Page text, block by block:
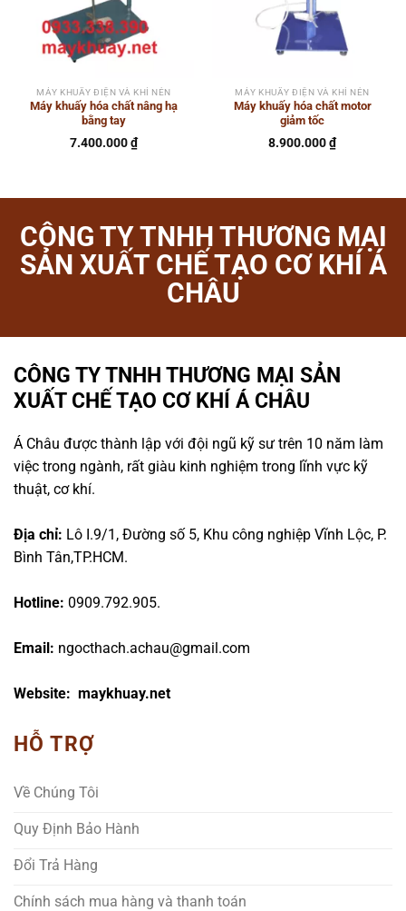
MÁY KHUẤY ĐIỆN VÀ KHÍ NÉN
Máy khuấy hóa chất nâng hạ
bằng tay
7.400.000₫
MÁY KHUẤY ĐIỆN VÀ KHÍ NÉN
Máy khuấy hóa chất motor
giảm tốc
8.900.000₫
CÔNG TY TNHH THƯƠNG MẠI
SẢN XUẤT CHẾ TẠO CƠ KHÍ Á
CHÂU
CÔNG TY TNHH THƯƠNG MẠI SẢN
XUẤT CHẾ TẠO CƠ KHÍ Á CHÂU
Á Châu được thành lập với đội ngũ kỹ sư trên 10 năm làm
việc trong ngành, rất giàu kinh nghiệm trong lĩnh vực kỹ
thuật, cơ khí.
Địa chỉ: Lô I.9/1, Đường số 5, Khu công nghiệp Vĩnh Lộc, P.
Bình Tân,TP.HCM.
Hotline: 0909.792.905.
Email: ngocthach.achau@gmail.com
Website: maykhuay.net
HỖ TRỢ
Về Chúng Tôi
Quy Định Bảo Hành
Đổi Trả Hàng
Chính sách mua hàng và thanh toán